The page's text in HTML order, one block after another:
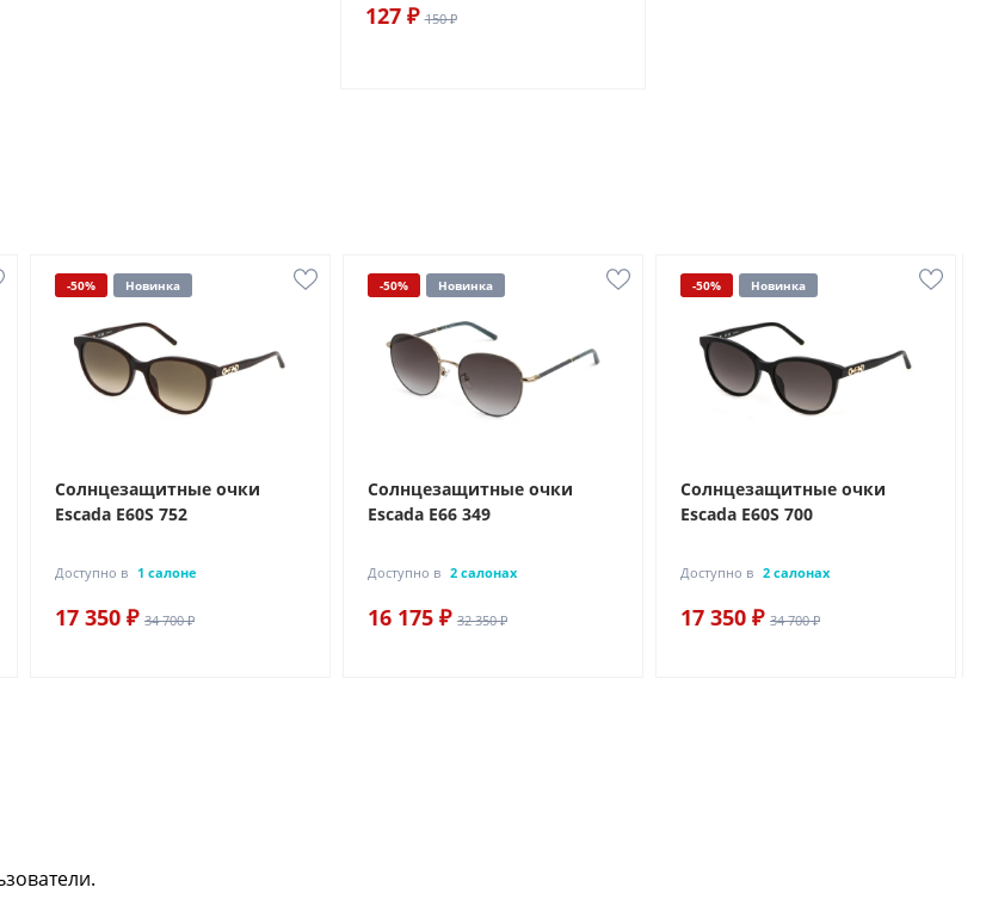
127 ₽ 150 ₽
-50% Новинка
Солнцезащитные очки
Escada E60S 752
Доступно в 1 салоне
17 350 ₽ 34 700 ₽
-50% Новинка
Солнцезащитные очки
Escada E66 349
Доступно в 2 салонах
16 175 ₽ 32 350 ₽
-50% Новинка
Солнцезащитные очки
Escada E60S 700
Доступно в 2 салонах
17 350 ₽ 34 700 ₽